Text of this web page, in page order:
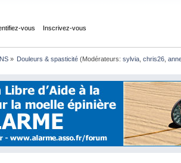
vous Inscrivez-vous
» Douleurs & spasticité(Modérateurs: sylvia, chris26,